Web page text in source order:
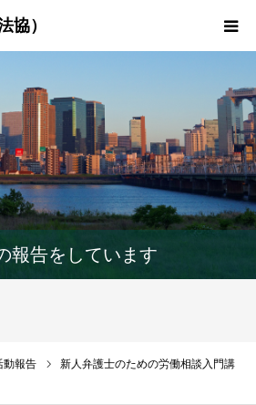
報告をしています
動報告
新人弁護士のための労働相談入門講